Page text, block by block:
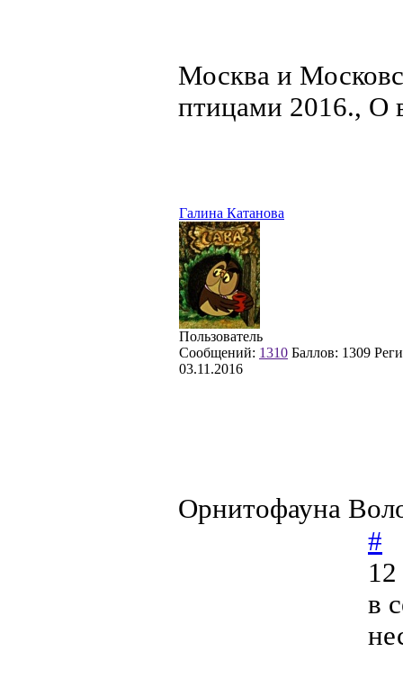
Москва и
птицами 2016., О
Галина Катанова
Пользователь
Сообщений: 1310 Баллов: 1309
03.11.2016
Орнитофауна
#
в